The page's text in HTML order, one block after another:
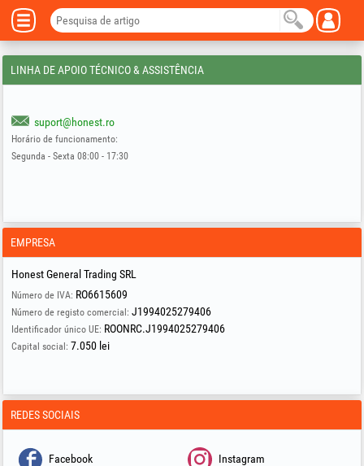
LINHA DE APOIO TÉCNICO & ASSISTÊNCIA
suport@honest.ro
Horário de funcionamento:
Segunda - Sexta 08:00 - 17:30
EMPRESA
Honest General Trading SRL
Número de IVA: RO6615609
Número de registo comercial: J1994025279406
Identificador único UE: ROONRC.J1994025279406
Capital social: 7.050 lei
REDES SOCIAIS
Facebook Instagram